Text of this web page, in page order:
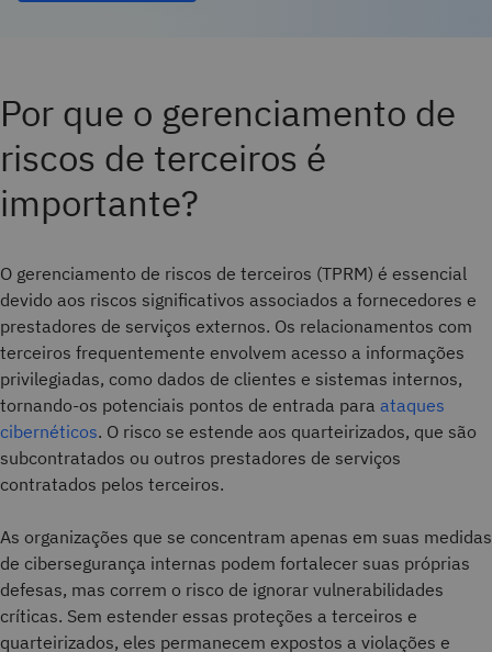
Por que o gerenciamento de
riscos de terceiros é
importante?
O gerenciamento de riscos de terceiros (TPRM) é essencial
devido aos riscos significativos associados a fornecedores e
prestadores de serviços externos. Os relacionamentos com
terceiros frequentemente envolvem acesso a informações
privilegiadas, como dados de clientes e sistemas internos,
tornando-os potenciais pontos de entrada para ataques
cibernéticos. O risco se estende aos quarteirizados, que são
subcontratados ou outros prestadores de serviços
contratados pelos terceiros.
As organizações que se concentram apenas em suas medidas
de cibersegurança internas podem fortalecer suas próprias
defesas, mas correm o risco de ignorar vulnerabilidades
críticas. Sem estender essas proteções a terceiros e
quarteirizados, eles permanecem expostos a violações e